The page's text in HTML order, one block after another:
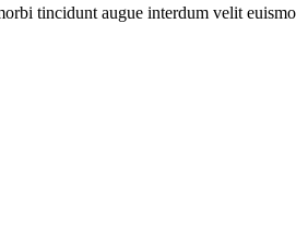
tincidunt augue interdum velit